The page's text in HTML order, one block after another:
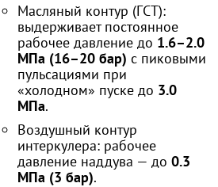
Масляный контур (ГСТ):
выдерживает постоянное
рабочее давление до 1.6–2.0
МПа (16–20 бар) с пиковыми
пульсациями при
«холодном» пуске до 3.0
МПа.
Воздушный контур
интеркулера: рабочее
давление наддува — до 0.3
МПа (3 бар).